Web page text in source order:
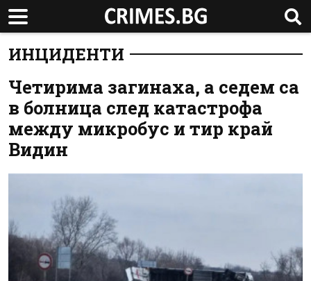
ИНЦИДЕНТИ
Четирима загинаха, а седем са
в болница след катастрофа
между микробус и тир край
Видин